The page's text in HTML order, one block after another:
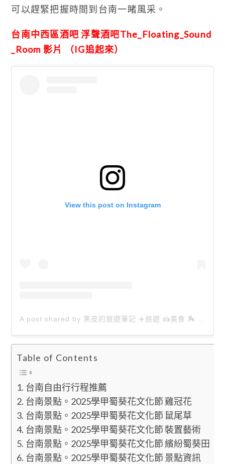
可以趕緊把握時間到台南一睹風采。
台南中西區酒吧 浮聲酒吧The_Floating_Sound
_Room 影片 （IG追起來）
View this post on Instagram
Table of Contents
台南自由行行程推薦
台南景點。2025學甲蜀葵花文化節 雞冠花
台南景點。2025學甲蜀葵花文化節 鼠尾草
台南景點。2025學甲蜀葵花文化節 裝置藝術
台南景點。2025學甲蜀葵花文化節 繽紛蜀葵田
台南景點。2025學甲蜀葵花文化節 景點資訊